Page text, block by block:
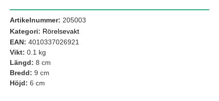
Artikelnummer: 205003
Kategori: Rörelsevakt
EAN: 4010337026921
Vikt: 0.1 kg
Längd: 8 cm
Bredd: 9 cm
Höjd: 6 cm
går inte att
välja bort. De
behövs för att
hemsidan
över huvud
taget ska
fungera.